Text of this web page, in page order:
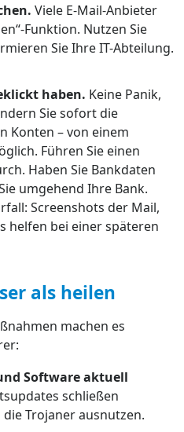
Viele E-Mail-Anbieter
Funktion. Nutzen Sie
Sie Ihre IT-Abteilung.
haben. Keine Panik,
Sie sofort die
Konten – von einem
Führen Sie einen
Haben Sie Bankdaten
umgehend Ihre Bank.
Screenshots der Mail,
helfen bei einer späteren
als heilen
machen es
Software aktuell
schließen
Trojaner ausnutzen.